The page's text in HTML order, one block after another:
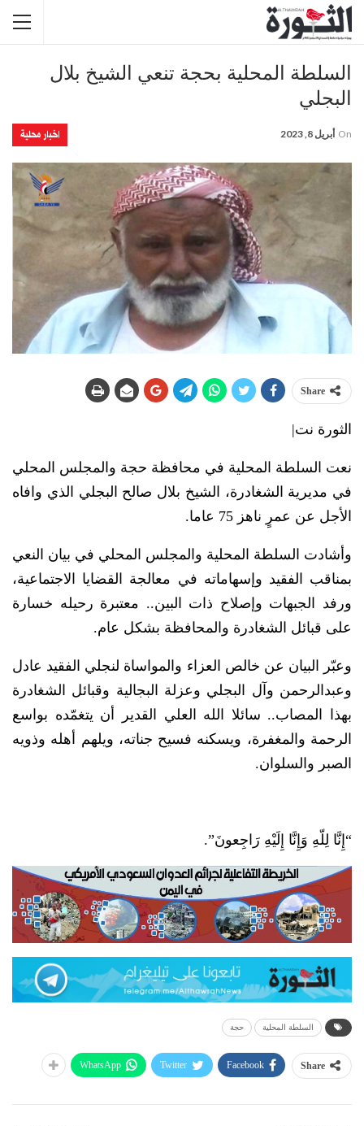
السلطة المحلية بحجة تنعي الشيخ بلال
البجلي
اخبار محلية On أبريل 8, 2023
Share
الثورة نت|
نعت السلطة المحلية في محافظة حجة والمجلس المحلي
في مديرية الشغادرة، الشيخ بلال صالح البجلي الذي وافاه
الأجل عن عمرٍ ناهز 75 عاما.
وأشادت السلطة المحلية والمجلس المحلي في بيان النعي
بمناقب الفقيد وإسهاماته في معالجة القضايا الاجتماعية،
ورفد الجبهات وإصلاح ذات البين.. معتبرة رحيله خسارة
على قبائل الشغادرة والمحافظة بشكل عام.
وعبّر البيان عن خالص العزاء والمواساة لنجلي الفقيد عادل
وعبدالرحمن وآل البجلي وعزلة البجالية وقبائل الشغادرة
بهذا المصاب.. سائلا الله العلي القدير أن يتغمّده بواسع
الرحمة والمغفرة، ويسكنه فسيح جناته، ويلهم أهله وذويه
الصبر والسلوان.
“إِنَّا لِلّهِ وَإِنَّا إِلَيْهِ رَاجِعونَ”.
السلطة المحلية حجة
Share
Facebook
Twitter
WhatsApp